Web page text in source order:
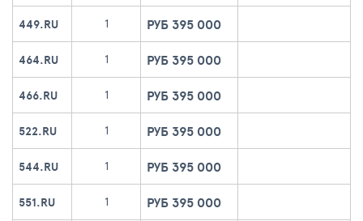
449.RU 1 РУБ 395 000
464.RU 1 РУБ 395 000
466.RU 1 РУБ 395 000
522.RU 1 РУБ 395 000
544.RU 1 РУБ 395 000
551.RU 1 РУБ 395 000